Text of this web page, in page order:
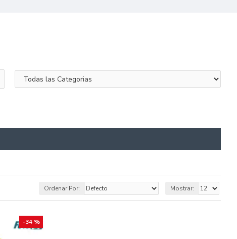
Ordenar Por: Mostrar:
-34 %